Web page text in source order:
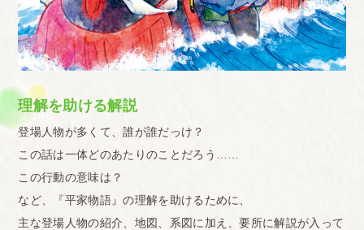
理解を助ける解説
登場人物が多くて、誰が誰だっけ？
この話は一体どのあたりのことだろう……
この行動の意味は？
など、『平家物語』の理解を助けるために、
主な登場人物の紹介、地図、系図に加え、要所に解説が入って